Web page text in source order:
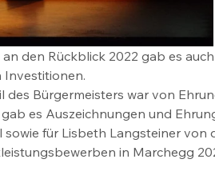
den Rückblick 2022 gab es
des Bürgermeisters war von
es Auszeichnungen und
sowie für Lisbeth Langsteiner
in Marchegg